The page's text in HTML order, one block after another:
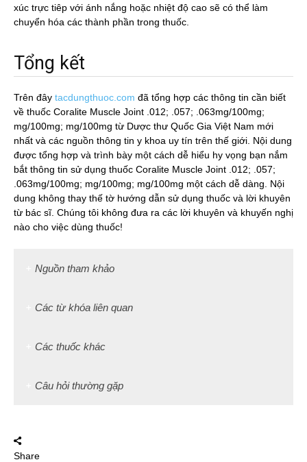
xúc trực tiêp với ánh nắng hoặc nhiệt độ cao sẽ có thể làm
chuyển hóa các thành phần trong thuốc.
Tổng kết
Trên đây tacdungthuoc.com đã tổng hợp các thông tin cần biết
về thuốc Coralite Muscle Joint .012; .057; .063mg/100mg;
mg/100mg; mg/100mg từ Dược thư Quốc Gia Việt Nam mới
nhất và các nguồn thông tin y khoa uy tín trên thế giới. Nội dung
được tổng hợp và trình bày một cách dễ hiểu hy vọng bạn nắm
bắt thông tin sử dụng thuốc Coralite Muscle Joint .012; .057;
.063mg/100mg; mg/100mg; mg/100mg một cách dễ dàng. Nội
dung không thay thế tờ hướng dẫn sử dụng thuốc và lời khuyên
từ bác sĩ. Chúng tôi không đưa ra các lời khuyên và khuyến nghị
nào cho việc dùng thuốc!
Nguồn tham khảo
Các từ khóa liên quan
Các thuốc khác
Câu hỏi thường gặp
Share